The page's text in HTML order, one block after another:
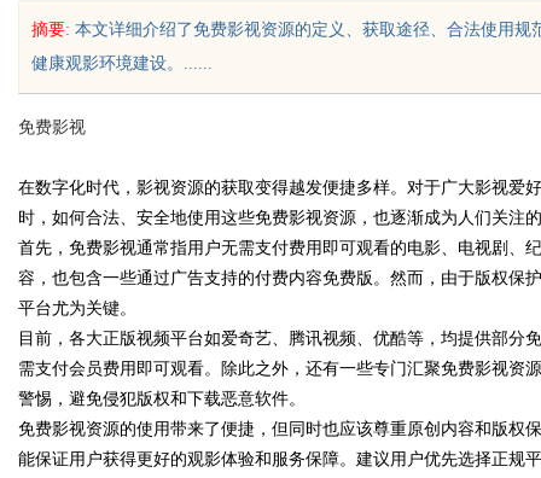
uz
摘要: 本文详细介绍了免费影视资源的定义、获取途径、合法使用
健康观影环境建设。......
免费影视
在数字化时代，影视资源的获取变得越发便捷多样。对于广大影视爱
时，如何合法、安全地使用这些免费影视资源，也逐渐成为人们关注
首先，免费影视通常指用户无需支付费用即可观看的电影、电视剧、
容，也包含一些通过广告支持的付费内容免费版。然而，由于版权保
平台尤为关键。
目前，各大正版视频平台如爱奇艺、腾讯视频、优酷等，均提供部
需支付会员费用即可观看。除此之外，还有一些专门汇聚免费影视资
警惕，避免侵犯版权和下载恶意软件。
免费影视资源的使用带来了便捷，但同时也应该尊重原创内容和版权
能保证用户获得更好的观影体验和服务保障。建议用户优先选择正规
看电影的多种途径